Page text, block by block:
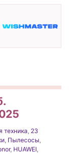
техника, 23
, Пылесосы,
, HUAWEI,